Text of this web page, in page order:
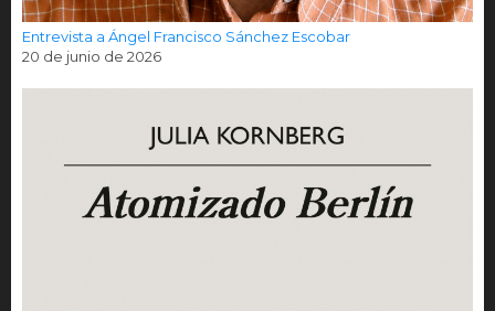
Entrevista a Ángel Francisco Sánchez Escobar
20 de junio de 2026